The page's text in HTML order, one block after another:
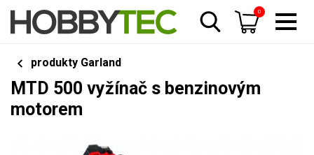
0
produkty Garland
MTD 500 vyžínač s benzinovým
motorem